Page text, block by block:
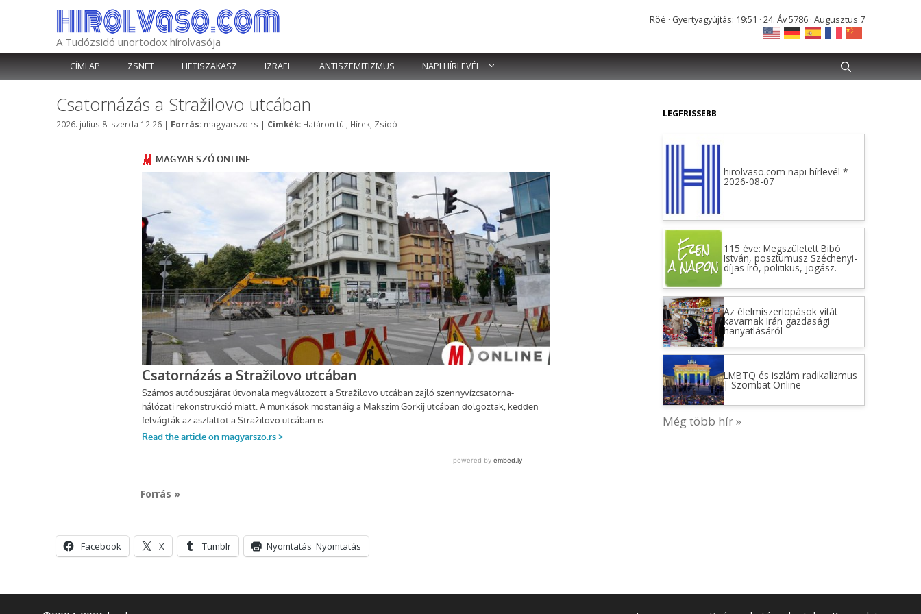
A Tudózsidó unortodox hírolvasója
Röé · Gyertyagyújtás: 19:51 · 24. Áv 5786 · Augusztus 7
CÍMLAP ZSNET HETISZAKASZ IZRAEL ANTISZEMITIZMUS NAPI HÍRLEVÉL
Csatornázás a Stražilovo utcában
2026. július 8. szerda 12:26 | Forrás: Kategória
magyarszo.rs | Címkék: Címkék
Határon túl Hírek Zsidó
Forrás »
Facebook X Tumblr Nyomtatás Nyomtatás
LEGFRISSEBB
hirolvaso.com napi hírlevél *
2026-08-07
115 éve: Megszületett Bibó
István, posztumusz Széchenyi-
díjas író, politikus, jogász.
Az élelmiszerlopások vitát
kavarnak Irán gazdasági
hanyatlásáról
LMBTQ és iszlám radikalizmus
| Szombat Online
Még több hír »